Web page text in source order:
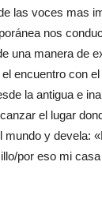
las voces mas
nos
una manera de
encuentro con
la antigua e
el lugar
mundo y devela:
por eso mi